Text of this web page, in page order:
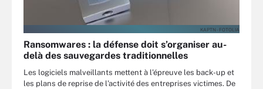
KAPTN - FOTOLIA
Ransomwares : la défense doit s’organiser au-
delà des sauvegardes traditionnelles
Les logiciels malveillants mettent à l’épreuve les back-up et
les plans de reprise de l’activité des entreprises victimes. De